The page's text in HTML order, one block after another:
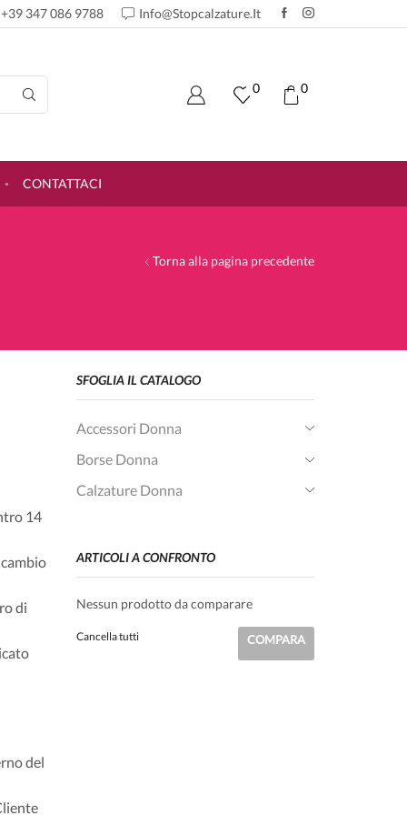
+39 347 086 9788 Info@stopcalzature.it
0 0
CONTATTACI
Torna alla pagina precedente
14
di
del
SFOGLIA IL CATALOGO
Accessori Donna
Borse Donna
Calzature Donna
ARTICOLI A CONFRONTO
Nessun prodotto da comparare
Cancella tutti COMPARA